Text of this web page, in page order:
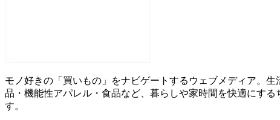
モノ好きの「買いもの」をナビゲートするウェブメディア。
品・機能性アパレル・食品など、暮らしや家時間を快適にす
す。